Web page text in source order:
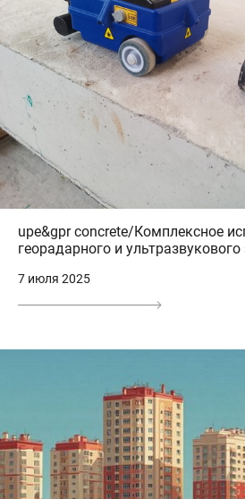
upe&gpr concrete/Комплексное
георадарного и
7 июля 2025